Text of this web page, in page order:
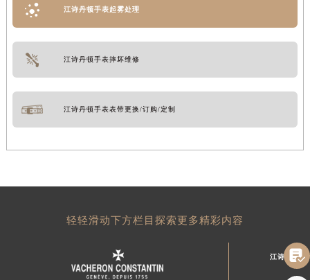
江诗丹顿手表起雾处理
江诗丹顿手表摔坏维修
江诗丹顿手表表带更换/订购/定制
轻轻滑动下方栏目探索更多精彩内容
江诗丹顿中
